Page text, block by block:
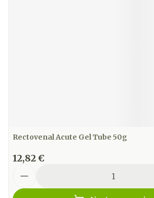
Rectovenal Acute Gel Tube 50g
12,82 €